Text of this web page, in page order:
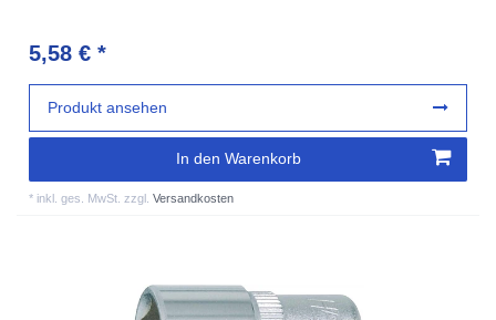
5,58 € *
In den Warenkorb
* inkl. ges. MwSt. zzgl.Versandkosten
Produkt ansehen